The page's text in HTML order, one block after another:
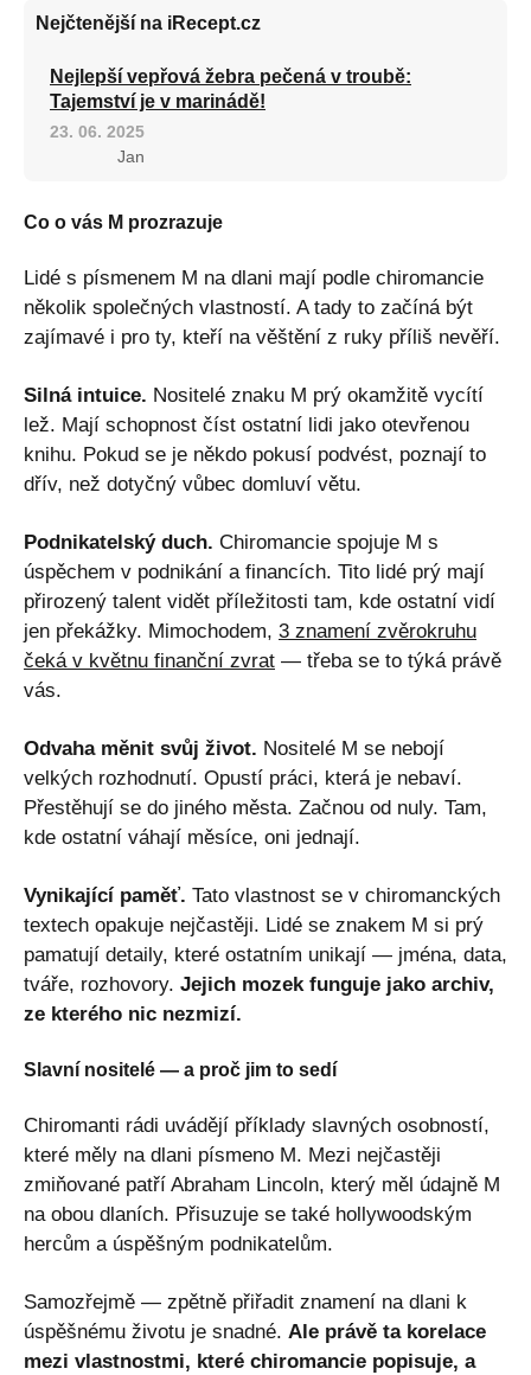
Nejčtenější na iRecept.cz
Nejlepší vepřová žebra pečená v troubě:
Tajemství je v marinádě!
23. 06. 2025
Jan
Co o vás M prozrazuje
Lidé s písmenem M na dlani mají podle chiromancie
několik společných vlastností. A tady to začíná být
zajímavé i pro ty, kteří na věštění z ruky příliš nevěří.
Silná intuice. Nositelé znaku M prý okamžitě vycítí
lež. Mají schopnost číst ostatní lidi jako otevřenou
knihu. Pokud se je někdo pokusí podvést, poznají to
dřív, než dotyčný vůbec domluví větu.
Podnikatelský duch. Chiromancie spojuje M s
úspěchem v podnikání a financích. Tito lidé prý mají
přirozený talent vidět příležitosti tam, kde ostatní vidí
jen překážky. Mimochodem, 3 znamení zvěrokruhu
čeká v květnu finanční zvrat — třeba se to týká právě
vás.
Odvaha měnit svůj život. Nositelé M se nebojí
velkých rozhodnutí. Opustí práci, která je nebaví.
Přestěhují se do jiného města. Začnou od nuly. Tam,
kde ostatní váhají měsíce, oni jednají.
Vynikající paměť. Tato vlastnost se v chiromanckých
textech opakuje nejčastěji. Lidé se znakem M si prý
pamatují detaily, které ostatním unikají — jména, data,
tváře, rozhovory. Jejich mozek funguje jako archiv,
ze kterého nic nezmizí.
Slavní nositelé — a proč jim to sedí
Chiromanti rádi uvádějí příklady slavných osobností,
které měly na dlani písmeno M. Mezi nejčastěji
zmiňované patří Abraham Lincoln, který měl údajně M
na obou dlaních. Přisuzuje se také hollywoodským
hercům a úspěšným podnikatelům.
Samozřejmě — zpětně přiřadit znamení na dlani k
úspěšnému životu je snadné. Ale právě ta korelace
mezi vlastnostmi, které chiromancie popisuje, a